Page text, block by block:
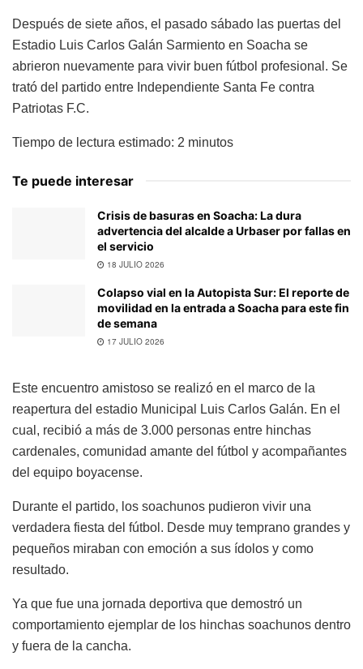
Después de siete años, el pasado sábado las puertas del
Estadio Luis Carlos Galán Sarmiento en Soacha se
abrieron nuevamente para vivir buen fútbol profesional. Se
trató del partido entre Independiente Santa Fe contra
Patriotas F.C.
Tiempo de lectura estimado: 2 minutos
Te puede interesar
Crisis de basuras en Soacha: La dura
advertencia del alcalde a Urbaser por fallas en
el servicio
18 JULIO 2026
Colapso vial en la Autopista Sur: El reporte de
movilidad en la entrada a Soacha para este fin
de semana
17 JULIO 2026
Este encuentro amistoso se realizó en el marco de la
reapertura del estadio Municipal Luis Carlos Galán. En el
cual, recibió a más de 3.000 personas entre hinchas
cardenales, comunidad amante del fútbol y acompañantes
del equipo boyacense.
Durante el partido, los soachunos pudieron vivir una
verdadera fiesta del fútbol. Desde muy temprano grandes y
pequeños miraban con emoción a sus ídolos y como
resultado.
Ya que fue una jornada deportiva que demostró un
comportamiento ejemplar de los hinchas soachunos dentro
y fuera de la cancha.